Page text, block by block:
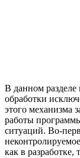
В данном
обработки
этого механизма
работы
ситуаций. Во-
как в